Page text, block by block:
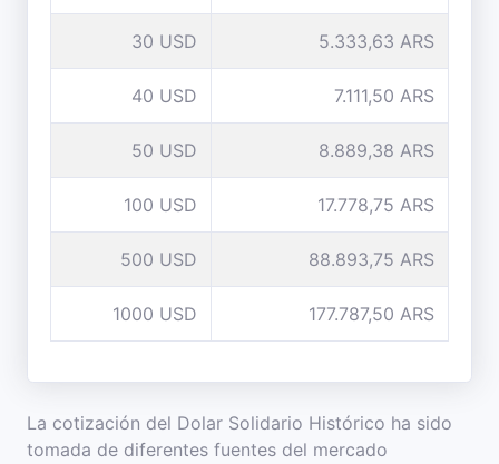
30 USD 5.333,63 ARS
40 USD 7.111,50 ARS
50 USD 8.889,38 ARS
100 USD 17.778,75 ARS
500 USD 88.893,75 ARS
1000 USD 177.787,50 ARS
La cotización del Dolar Solidario Histórico ha sido
tomada de diferentes fuentes del mercado